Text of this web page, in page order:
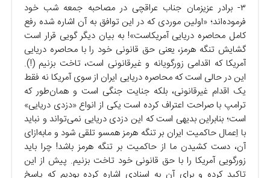
۳- برادر عزیزمان جناب عراقچی در مصاحبه جمعه شب خود
فرموده‌اند؛ «اولین موردی که در این توافق به آن اشاره شده رفع
کامل محاصره دریایی آمریکاست»! به بیان دیگر گویی قرار است
گشایش تنگه هرمز، یعنی حق قانونی خود را با محاصره دریایی
آمریکا که اقدامی زور‌گویانه و غیر‌قانونی است، تاخت بزنیم (!).
این در حالی است که محاصره دریایی ایران از سوی آمریکا نه فقط
یک اقدام غیرقانونی، بلکه جنایت جنگی است و همان‌طور که
ترامپ با صراحت اعتراف کرده است یکی از انواع «دزدی دریایی»
است؛ بنابراین بدیهی است که این دزدی دریایی نمی‌تواند و نباید
با اِعمال حاکمیت ایران بر تنگه هرمز همسو تلقی شود و مابه‌ازای
آن، دست کشیدن ما از حاکمیت بر تنگه هرمز باشد! چرا باید
زورگویی آمریکا را با حق قانونی خود تاخت بزنیم. پیش از این
تاکید کرده و برای آن به اسنادی اشاره کرده بودیم که پاسخ